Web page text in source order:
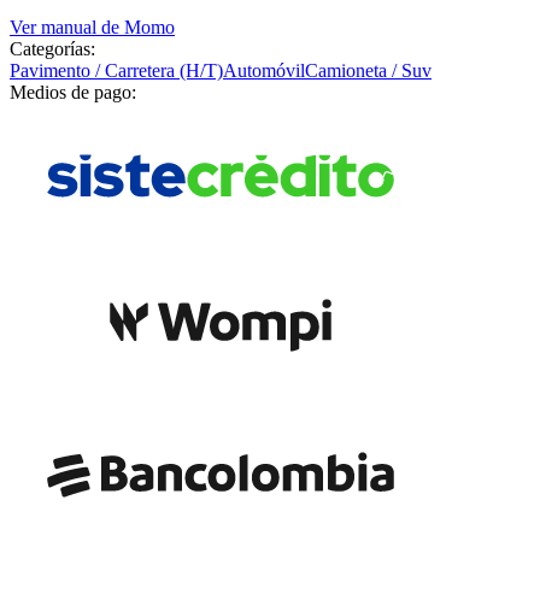
Ver manual de Momo
Categorías:
Pavimento / Carretera (H/T)AutomóvilCamioneta / Suv
Medios de pago: